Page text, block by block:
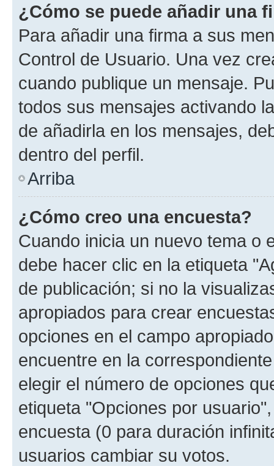
¿Cómo se puede añadir una
Para añadir una firma a sus
Control de Usuario. Una vez
cuando publique un mensaje.
todos sus mensajes activando
de añadirla en los mensajes,
dentro del perfil.
Arriba
¿Cómo creo una encuesta?
Cuando inicia un nuevo tema o
debe hacer clic en la etiqueta
de publicación; si no la
apropiados para crear
opciones en el campo
encuentre en la
elegir el número de opciones
etiqueta "Opciones por
encuesta (0 para duración
usuarios cambiar su votos.